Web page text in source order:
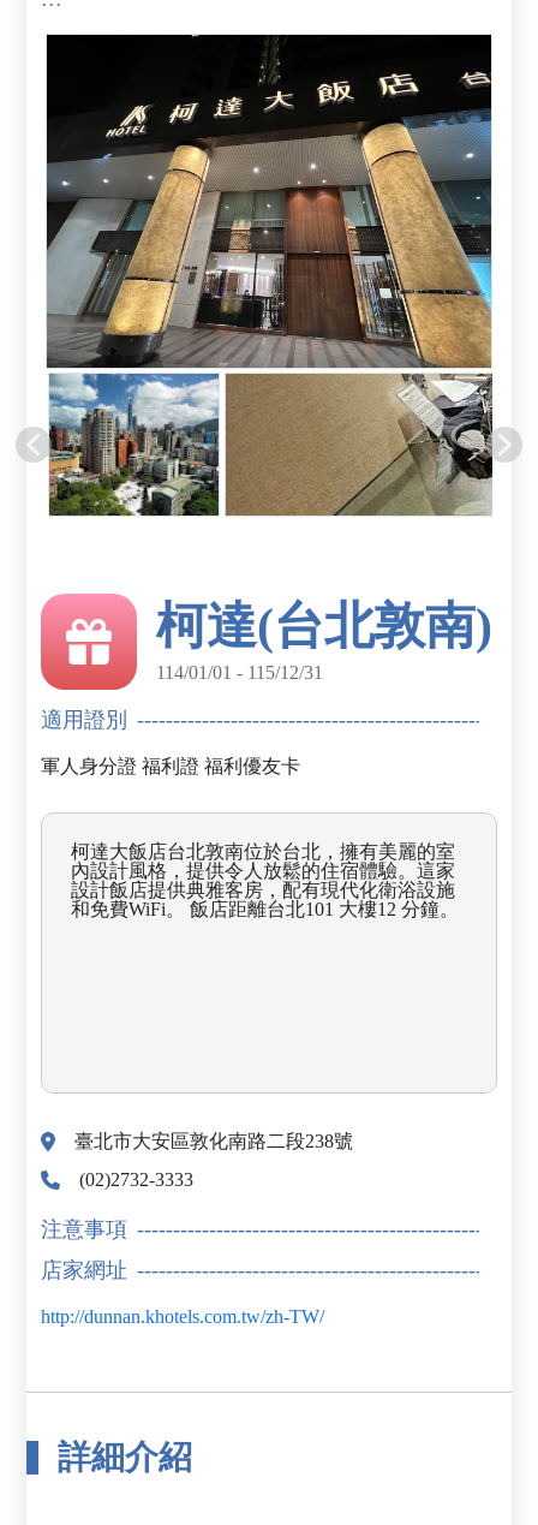
柯達(台北敦南)
114/01/01 - 115/12/31
適用證別
軍人身分證 福利證 福利優友卡
柯達大飯店台北敦南位於台北，擁有美麗的室
內設計風格，提供令人放鬆的住宿體驗。這家
設計飯店提供典雅客房，配有現代化衛浴設施
和免費WiFi。 飯店距離台北101 大樓12 分鐘。
臺北市大安區敦化南路二段238號
(02)2732-3333
注意事項
店家網址
http://dunnan.khotels.com.tw/zh-TW/
詳細介紹